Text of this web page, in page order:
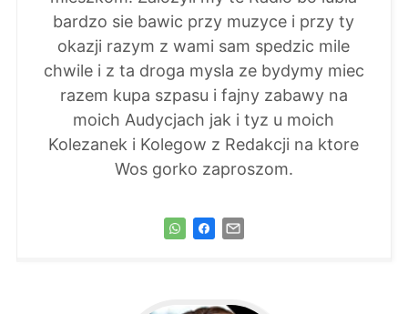
bardzo sie bawic przy muzyce i przy ty
okazji razym z wami sam spedzic mile
chwile i z ta droga mysla ze bydymy miec
razem kupa szpasu i fajny zabawy na
moich Audycjach jak i tyz u moich
Kolezanek i Kolegow z Redakcji na ktore
Wos gorko zaproszom.